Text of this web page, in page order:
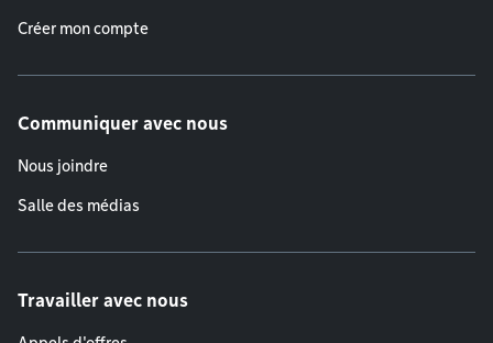
Créer mon compte
Communiquer avec nous
Nous joindre
Salle des médias
Travailler avec nous